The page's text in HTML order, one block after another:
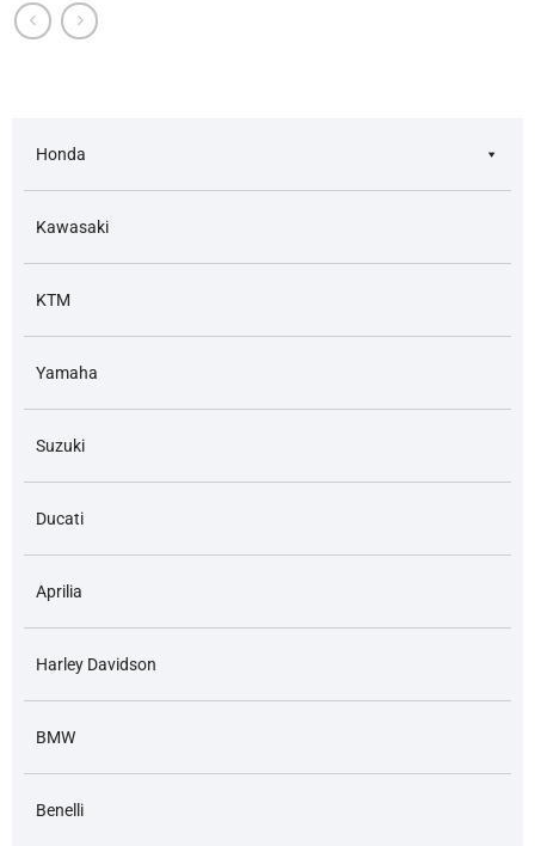
Honda
Kawasaki
KTM
Yamaha
Suzuki
Ducati
Aprilia
Harley Davidson
BMW
Benelli